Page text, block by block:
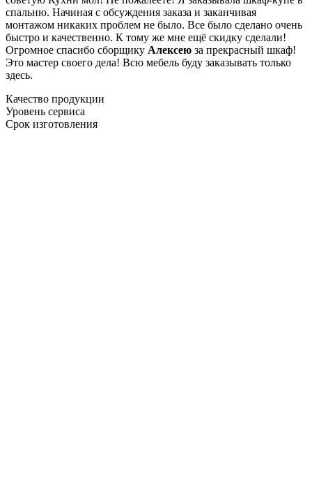
спальню. Начиная с обсуждения заказа и заканчивая
монтажом никаких проблем не было. Все было сделано очень
быстро и качественно. К тому же мне ещё скидку сделали!
Огромное спасибо сборщику Алексею за прекрасный шкаф!
Это мастер своего дела! Всю мебель буду заказывать только
здесь.
Качество продукции
Уровень сервиса
Срок изготовления